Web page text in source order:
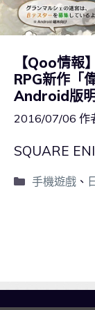
【Qoo情報
RPG新作「
Android版
2016/07/06 作
SQUARE
手機遊戲、